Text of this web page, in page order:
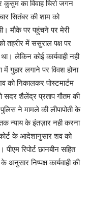
का विवाह चिर्रा जगन
सितंबर की शाम को
मौके पर पहुंचने पर मेरी
तहरीर में ससुराल पक्ष पर
लेकिन कोई कार्यवाही नही
गुहार लगाने पर विवश होना
निकालकर पोस्टमार्टम
शैलेंद्र प्रताप गौतम की
ने मामले की लीपापोती के
न्याय के इंतज़ार नही करना
कोर्ट के आदेशानुसार शव को
रिपोर्ट छानबीन सहित
निष्पक्ष कार्यवाही की